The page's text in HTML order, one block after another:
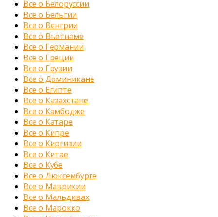
Все о Белоруссии
Все о Бельгии
Все о Венгрии
Все о Вьетнаме
Все о Германии
Все о Греции
Все о Грузии
Все о Доминикане
Все о Египте
Все о Казахстане
Все о Камбодже
Все о Катаре
Все о Кипре
Все о Киргизии
Все о Китае
Все о Кубе
Все о Люксембурге
Все о Маврикии
Все о Мальдивах
Все о Марокко